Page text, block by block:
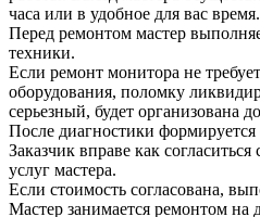
часа или в удобное для вас время.
Перед ремонтом мастер
техники.
Если ремонт монитора не
оборудования, поломку
серьезный, будет организована
После диагностики
Заказчик вправе как согласиться
услуг мастера.
Если стоимость согласована,
Мастер занимается ремонтом на